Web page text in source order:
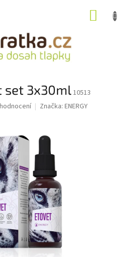
set 3x30ml10513
Značka: ENERGY